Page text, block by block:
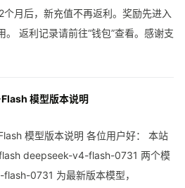
月后，新充值不再返利。奖励先进入
。 返利记录请前往“钱包”查看。感谢支
模型版本说明
模型版本说明 各位用户好： 本站
deepseek-v4-flash-0731 两个模
0731 为最新版本模型，